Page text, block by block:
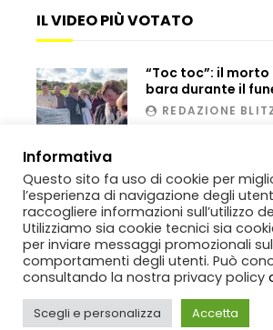
Bombe russe sulle
valanghe e proteggere i
Auto si schianta, il
viadotto
Tradisce la moglie e lo
scotch a un albero
Tentano di salvarla dalla
il piano fallisce
IL VIDEO PIÙ VOTATO
00:02
“Toc toc”: il morto
bara durante il
REDAZIONE
CopyrightBlitzTV© 2019-2025SIGNOVia Rabolini,
Informativa
Questo sito fa uso di cookie per
l’esperienza di navigazione degli
raccogliere informazioni sull’utilizzo
Utilizziamo sia cookie tecnici sia
per inviare messaggi promozionali
comportamenti degli utenti. Può
consultando la nostra privacy policy
Scegli e personalizza Accetta